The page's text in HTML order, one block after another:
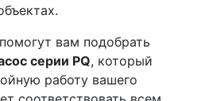
вам подобрать
серии PQ, который
работу вашего